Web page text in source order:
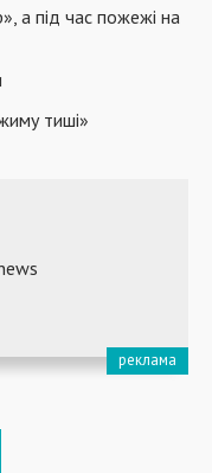
а під час пожежі на
тиші»